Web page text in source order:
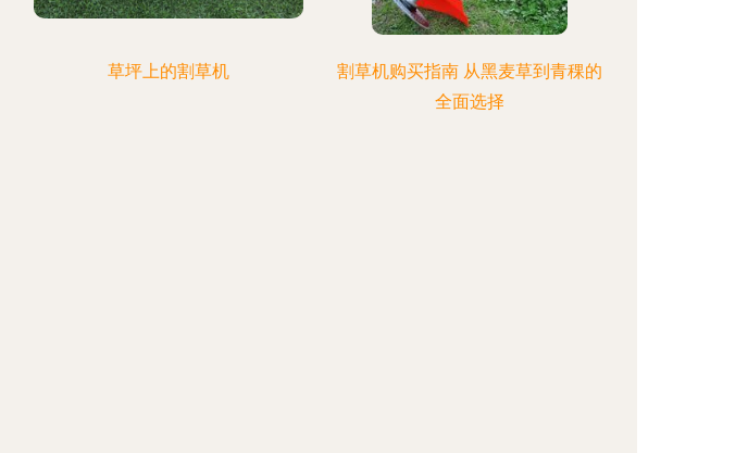
草坪上的割草机
割草机购买指南 从黑麦草到青稞的
全面选择